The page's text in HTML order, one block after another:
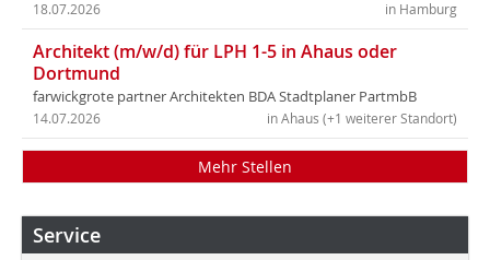
in Hamburg
18.07.2026
Architekt (m/w/d) für LPH 1-5 in Ahaus oder
Dortmund
farwickgrote partner Architekten BDA Stadtplaner PartmbB
in Ahaus (+1 weiterer Standort)
14.07.2026
Mehr Stellen
Service